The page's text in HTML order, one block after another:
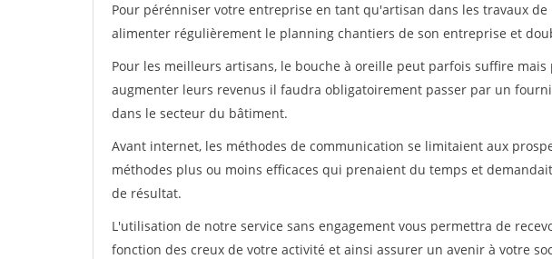
Pour pérénniser votre entreprise en tant qu'artisan dans les travaux
alimenter régulièrement le planning chantiers de son entreprise et
Pour les meilleurs artisans, le bouche à oreille peut parfois suffire
augmenter leurs revenus il faudra obligatoirement passer par un
dans le secteur du bâtiment.
Avant internet, les méthodes de communication se limitaient aux
méthodes plus ou moins efficaces qui prenaient du temps et
de résultat.
L'utilisation de notre service sans engagement vous permettra de
fonction des creux de votre activité et ainsi assurer un avenir à votre